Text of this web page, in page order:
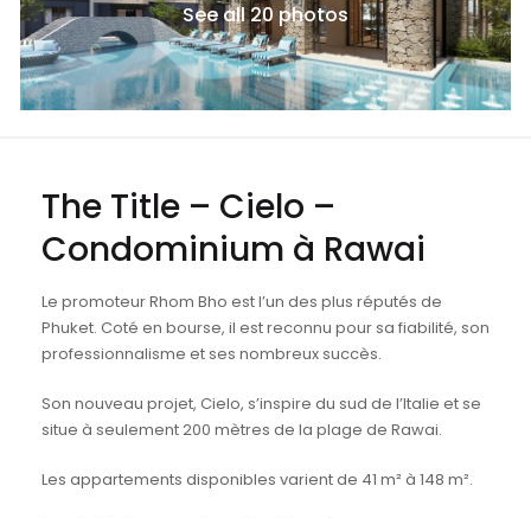
See all 20 photos
The Title – Cielo –
Condominium à Rawai
Le promoteur Rhom Bho est l’un des plus réputés de
Phuket. Coté en bourse, il est reconnu pour sa fiabilité, son
professionnalisme et ses nombreux succès.
Son nouveau projet, Cielo, s’inspire du sud de l’Italie et se
situe à seulement 200 mètres de la plage de Rawai.
Les appartements disponibles varient de 41 m² à 148 m².